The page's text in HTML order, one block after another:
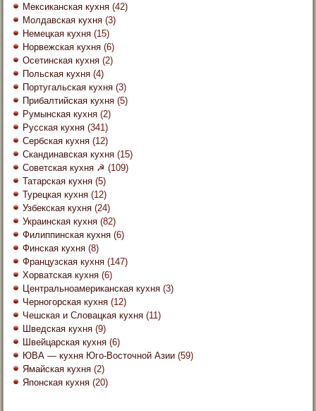
Мексиканская кухня (42)
Молдавская кухня (3)
Немецкая кухня (15)
Норвежская кухня (6)
Осетинская кухня (2)
Польская кухня (4)
Португальская кухня (3)
Прибалтийская кухня (5)
Румынская кухня (2)
Русская кухня (341)
Сербская кухня (12)
Скандинавская кухня (15)
Советская кухня ☭ (109)
Татарская кухня (5)
Турецкая кухня (12)
Узбекская кухня (24)
Украинская кухня (82)
Филиппинская кухня (6)
Финская кухня (8)
Французская кухня (147)
Хорватская кухня (6)
Центральноамериканская кухня (3)
Черногорская кухня (12)
Чешская и Словацкая кухня (11)
Шведская кухня (9)
Швейцарская кухня (6)
ЮВА — кухня Юго-Восточной Азии (59)
Ямайская кухня (2)
Японская кухня (20)